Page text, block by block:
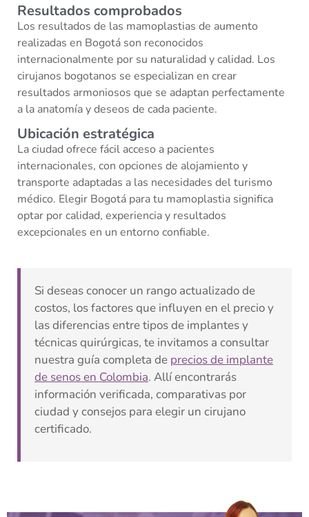
Resultados comprobados
Los resultados de las mamoplastias de aumento
realizadas en Bogotá son reconocidos
internacionalmente por su naturalidad y calidad. Los
cirujanos bogotanos se especializan en crear
resultados armoniosos que se adaptan perfectamente
a la anatomía y deseos de cada paciente.
Ubicación estratégica
La ciudad ofrece fácil acceso a pacientes
internacionales, con opciones de alojamiento y
transporte adaptadas a las necesidades del turismo
médico. Elegir Bogotá para tu mamoplastia significa
optar por calidad, experiencia y resultados
excepcionales en un entorno confiable.
Si deseas conocer un rango actualizado de
costos, los factores que influyen en el precio y
las diferencias entre tipos de implantes y
técnicas quirúrgicas, te invitamos a consultar
nuestra guía completa de precios de implante
de senos en Colombia. Allí encontrarás
información verificada, comparativas por
ciudad y consejos para elegir un cirujano
certificado.